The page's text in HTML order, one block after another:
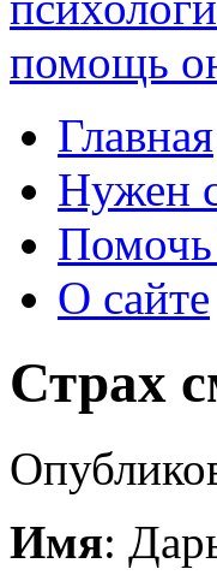
Главная
Нужен
Помочь
О сайте
Страх
Имя: